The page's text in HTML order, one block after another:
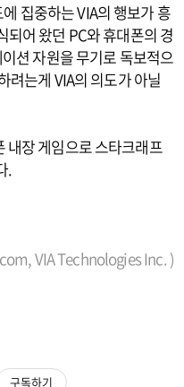
집중하는 VIA의 행보가 흥
어 왔던 PC와 휴대폰의 경
션 자원을 무기로 독보적으
려는게 VIA의 의도가 아닐
내장 게임으로 스타크래프
.
VIA Technologies Inc. )
구독하기